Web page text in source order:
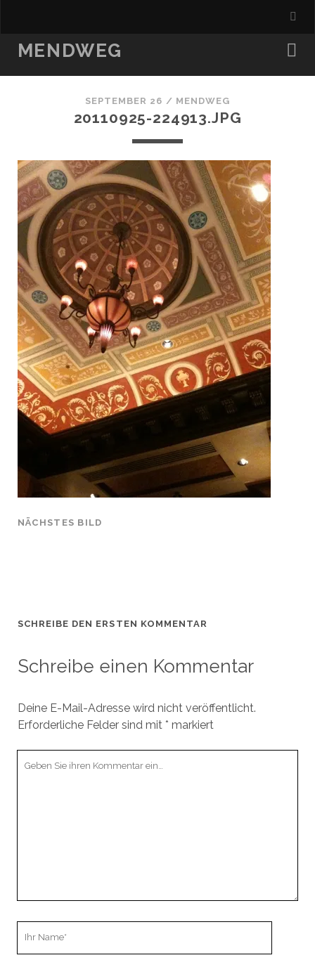
MENDWEG
SEPTEMBER 26 / MENDWEG
20110925-224913.JPG
NÄCHSTES BILD
SCHREIBE DEN ERSTEN KOMMENTAR
Schreibe einen Kommentar
Deine E-Mail-Adresse wird nicht veröffentlicht.
Erforderliche Felder sind mit * markiert